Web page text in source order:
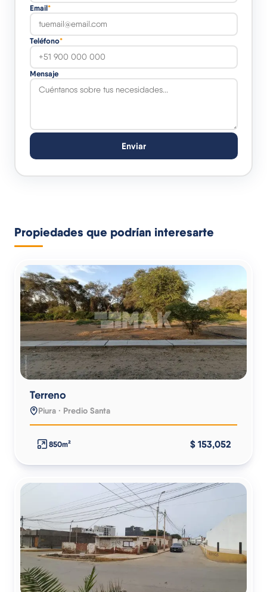
Email*
Teléfono*
Mensaje
Enviar
Propiedades que podrían interesarte
Terreno
Piura · Predio Santa
850m² $ 153,052